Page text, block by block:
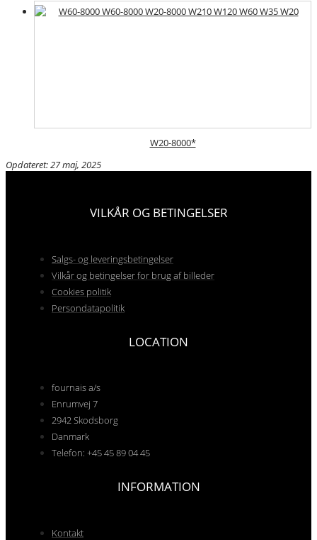
W20-8000*
Opdateret: 27 maj, 2025
VILKÅR OG BETINGELSER
Salgs- og leveringsbetingelser
Vilkår og betingelser for brug af billeder
Cookies politik
Persondatapolitik
LOCATION
fournais a/s
Enrumvej 7
2942 Skodsborg
Danmark
Telefon: +45 45 89 04 45
INFORMATION
Kontakt